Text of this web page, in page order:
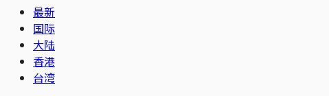
最新
国际
大陆
香港
台湾